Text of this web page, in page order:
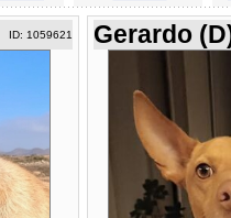
ID: 1059621 Gerardo